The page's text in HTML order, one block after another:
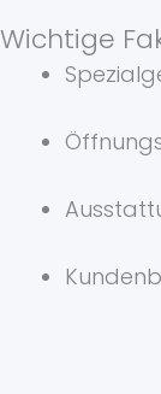
Wichtige